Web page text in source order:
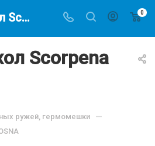
Рюкзак-чехол Scorpena TOSNA, по цене 5227.5 руб, купить в интернет-магазине подводной охоты Водолаз.РФ в Москве. - 0
Scorpena
ружей, гермомешки —